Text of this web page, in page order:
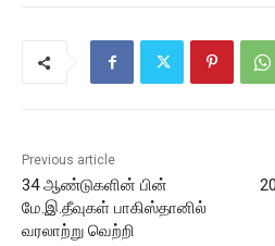
Previous article
34 ஆண்டுகளின் பின்
மே.இ.தீவுகள் பாகிஸ்தானில்
வரலாற்று வெற்றி